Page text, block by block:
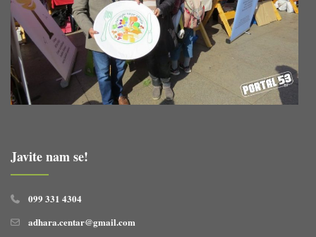
Javite nam se!
099 331 4304
adhara.centar@gmail.com